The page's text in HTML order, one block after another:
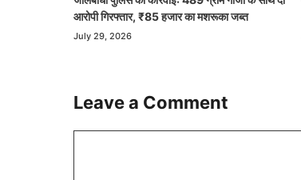
आरोपी गिरफ्तार, ₹85 हजार का मशरूका जब्त
July 29, 2026
Leave a Comment